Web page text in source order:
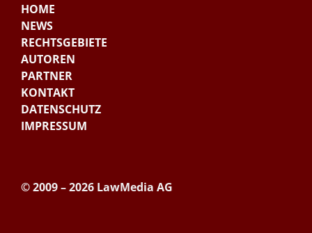
HOME
NEWS
RECHTSGEBIETE
AUTOREN
PARTNER
KONTAKT
DATENSCHUTZ
IMPRESSUM
© 2009 – 2026 LawMedia AG